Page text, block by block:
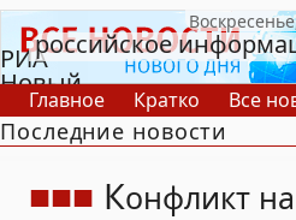
РИА
Новый
День
российское
Главное Кратко Все
В России
В мире
Последние новости
Конфликт